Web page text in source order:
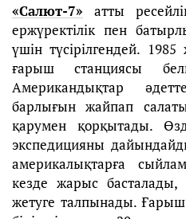
«Салют-7» атты
ержүректілік пен
үшін түсірілгендей.
ғарыш станциясы
Американдықтар
барлығын жайпап
қарумен қорқытады.
экспедицияны
америкалықтарға
кезде жарыс басталады,
жетуге талпынады.